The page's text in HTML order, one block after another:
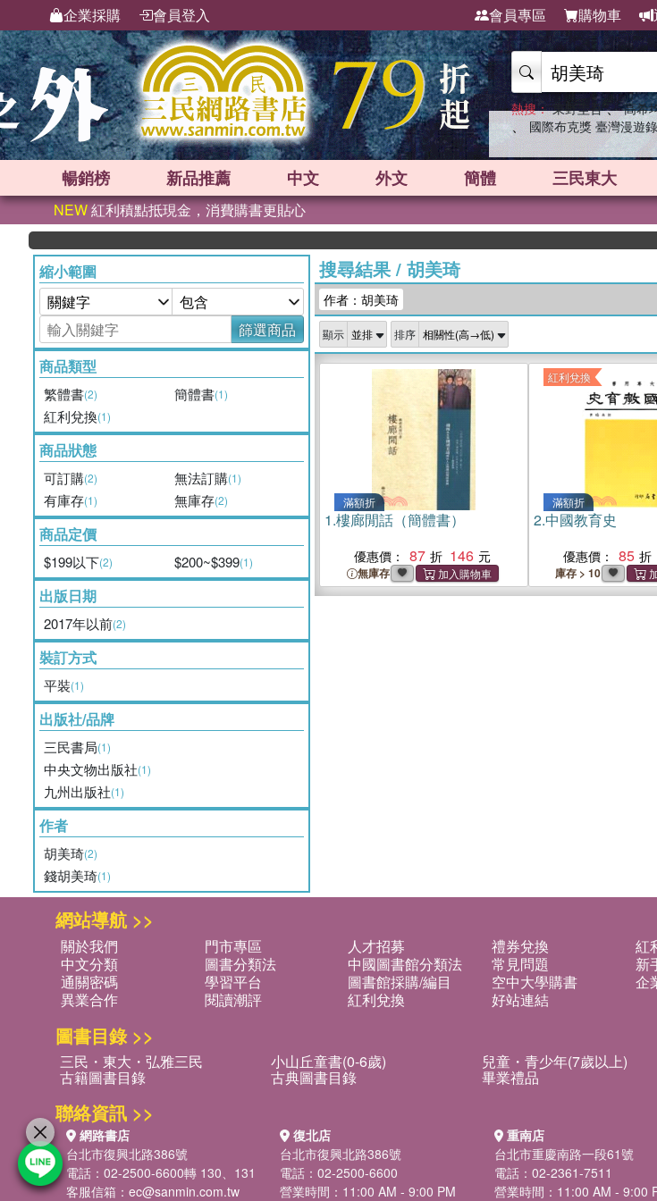
企業採購 會員登入 會員專區 購物車
熱搜： 東野圭吾 、 高希
、 國際布克獎 臺灣漫遊錄
暢銷榜 新品推薦 中文 外文 簡體 三民東大
NEW紅利積點抵現金，消費購書更貼心
縮小範圍
篩選商品
商品類型
繁體書(2) 簡體書(1)
紅利兌換(1)
商品狀態
可訂購(2) 無法訂購(1)
有庫存(1) 無庫存(2)
商品定價
$199以下(2) $200~$399(1)
出版日期
2017年以前(2)
裝訂方式
平裝(1)
出版社/品牌
三民書局(1)
中央文物出版社(1)
九州出版社(1)
作者
胡美琦(2)
錢胡美琦(1)
搜尋結果/ 胡美琦
作者：胡美琦
顯示 排序
滿額折
1.樓廊閒話（簡體書）
優惠價： 87 146
無庫存
紅利兌換
滿額折
2.中國教育史
優惠價： 85
庫存 > 10
網站導航 >>
關於我們 門市專區 人才招募 禮券兌換
紅
中文分類
圖書分類法 中國圖書館分類法 常見問題
新
通關密碼
學習平台 圖書館採購/編目 空中大學購書
企
異業合作
閱讀潮評 紅利兌換 好站連結
圖書目錄 >>
三民・東大・弘雅三民 小山丘童書(0-6歲) 兒童・青少年(7歲以上)
古籍圖書目錄 古典圖書目錄 畢業禮品
聯絡資訊 >>
網路書店
台北市復興北路386號
電話：02-2500-6600轉 130、131
客服信箱： ec@sanmin.com.tw
復北店
台北市復興北路386號
電話：02-2500-6600
營業時間：11:00 AM - 9:00 PM
重南店
台北市重慶南路一段61號
電話：02-2361-7511
營業時間：11:00 AM - 9:00